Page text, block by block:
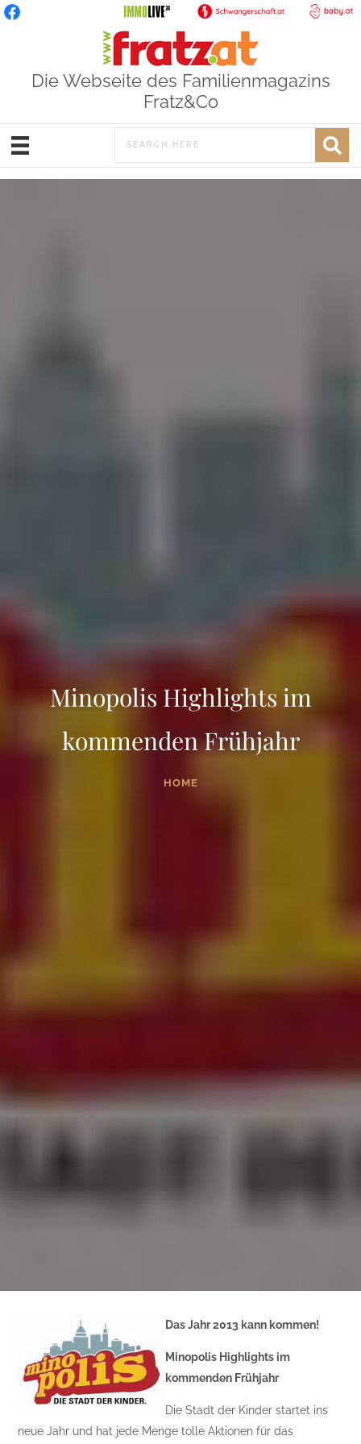
Die Webseite des Familienmagazins
Fratz&Co
Minopolis Highlights im
kommenden Frühjahr
HOME
Das Jahr 2013 kann kommen!
Minopolis Highlights im
kommenden Frühjahr
Die Stadt der Kinder startet ins
neue Jahr und hat jede Menge tolle Aktionen für das